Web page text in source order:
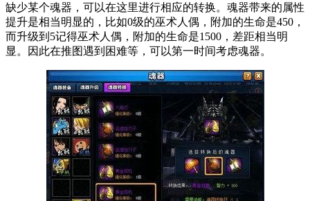
缺少某个魂器，可以在这里进行相应的转换。魂器带来的属性
提升是相当明显的，比如0级的巫术人偶，附加的生命是450，
而升级到5记得巫术人偶，附加的生命是1500，差距相当明
显。因此在推图遇到困难等，可以第一时间考虑魂器。